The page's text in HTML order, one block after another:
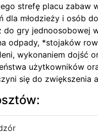
strefę placu zabaw
dla młodzieży i osób
gry jednoosobowej
odpady, *stojaków
wykonaniem dojść
użytkowników
się do zwiększenia